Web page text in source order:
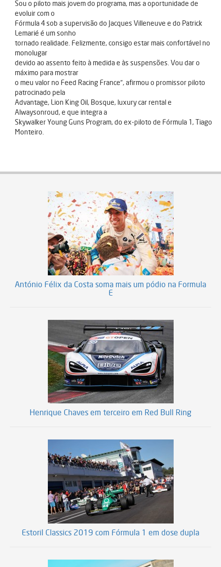
Sou o piloto mais jovem do programa, mas a oportunidade de
evoluir com o
Fórmula 4 sob a supervisão do Jacques Villeneuve e do Patrick
Lemarié é um sonho
tornado realidade. Felizmente, consigo estar mais confortável no
monolugar
devido ao assento feito à medida e às suspensões. Vou dar o
máximo para mostrar
o meu valor no Feed Racing France”, afirmou o promissor piloto
patrocinado pela
Advantage, Lion King Oil, Bosque, luxury car rental e
Alwaysonroud, e que integra a
Skywalker Young Guns Program, do ex-piloto de Fórmula 1, Tiago
Monteiro.
António Félix da Costa soma mais um pódio na Formula
E
Henrique Chaves em terceiro em Red Bull Ring
Estoril Classics 2019 com Fórmula 1 em dose dupla